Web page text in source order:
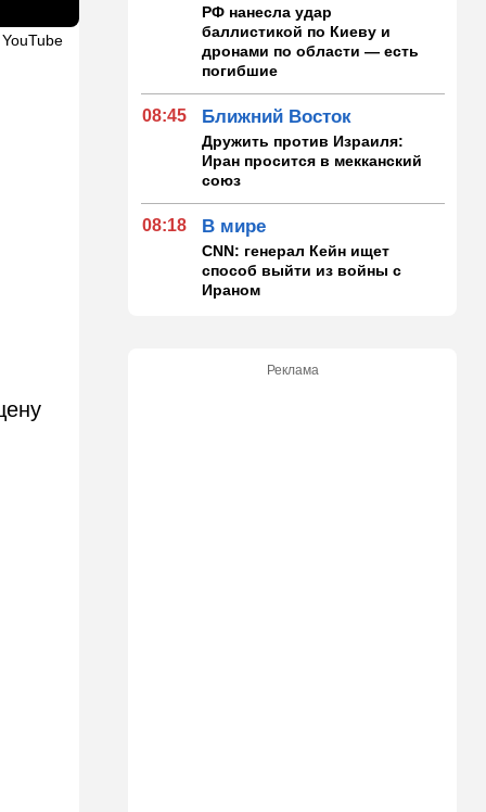
РФ нанесла удар
баллистикой по Киеву и
дронами по области — есть
погибшие
08:45 Ближний Восток
Дружить против Израиля:
Иран просится в мекканский
союз
08:18 В мире
CNN: генерал Кейн ищет
способ выйти из войны с
Ираном
субботу, 8 августа
Реклама